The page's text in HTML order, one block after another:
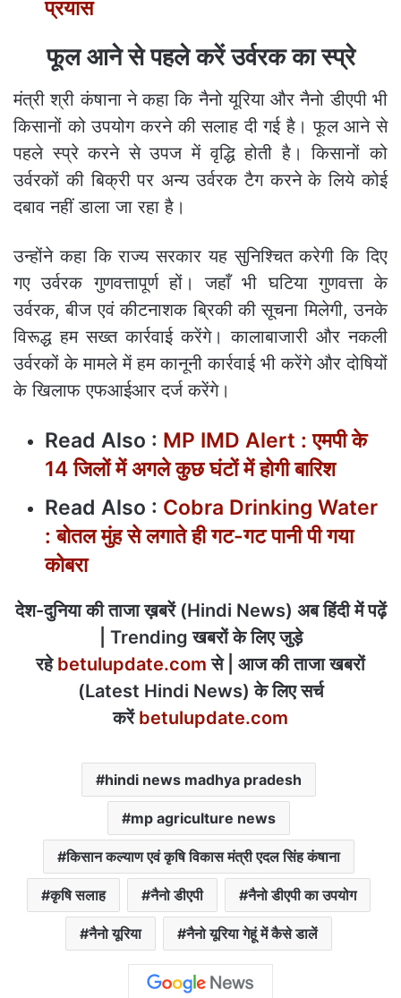
प्रयास
फूल आने से पहले करें उर्वरक का स्प्रे
मंत्री श्री कंषाना ने कहा कि नैनो यूरिया और नैनो डीएपी भी
किसानों को उपयोग करने की सलाह दी गई है। फूल आने से
पहले स्प्रे करने से उपज में वृद्धि होती है। किसानों को
उर्वरकों की बिक्री पर अन्य उर्वरक टैग करने के लिये कोई
दबाव नहीं डाला जा रहा है।
उन्होंने कहा कि राज्य सरकार यह सुनिश्चित करेगी कि दिए
गए उर्वरक गुणवत्तापूर्ण हों। जहाँ भी घटिया गुणवत्ता के
उर्वरक, बीज एवं कीटनाशक ब्रिकी की सूचना मिलेगी, उनके
विरूद्ध हम सख्त कार्रवाई करेंगे। कालाबाजारी और नकली
उर्वरकों के मामले में हम कानूनी कार्रवाई भी करेंगे और दोषियों
के खिलाफ एफआईआर दर्ज करेंगे।
Read Also : MP IMD Alert : एमपी के
14 जिलों में अगले कुछ घंटों में होगी बारिश
Read Also : Cobra Drinking Water
: बोतल मुंह से लगाते ही गट-गट पानी पी गया
कोबरा
देश-दुनिया की ताजा ख़बरें (Hindi News) अब हिंदी में पढ़ें
| Trending खबरों के लिए जुड़े
रहे betulupdate.com से | आज की ताजा खबरों
(Latest Hindi News) के लिए सर्च
करें betulupdate.com
hindi news madhya pradesh
mp agriculture news
किसान कल्याण एवं कृषि विकास मंत्री एदल सिंह कंषाना
कृषि सलाह नैनो डीएपी नैनो डीएपी का उपयोग
नैनो यूरिया नैनो यूरिया गेहूं में कैसे डालें